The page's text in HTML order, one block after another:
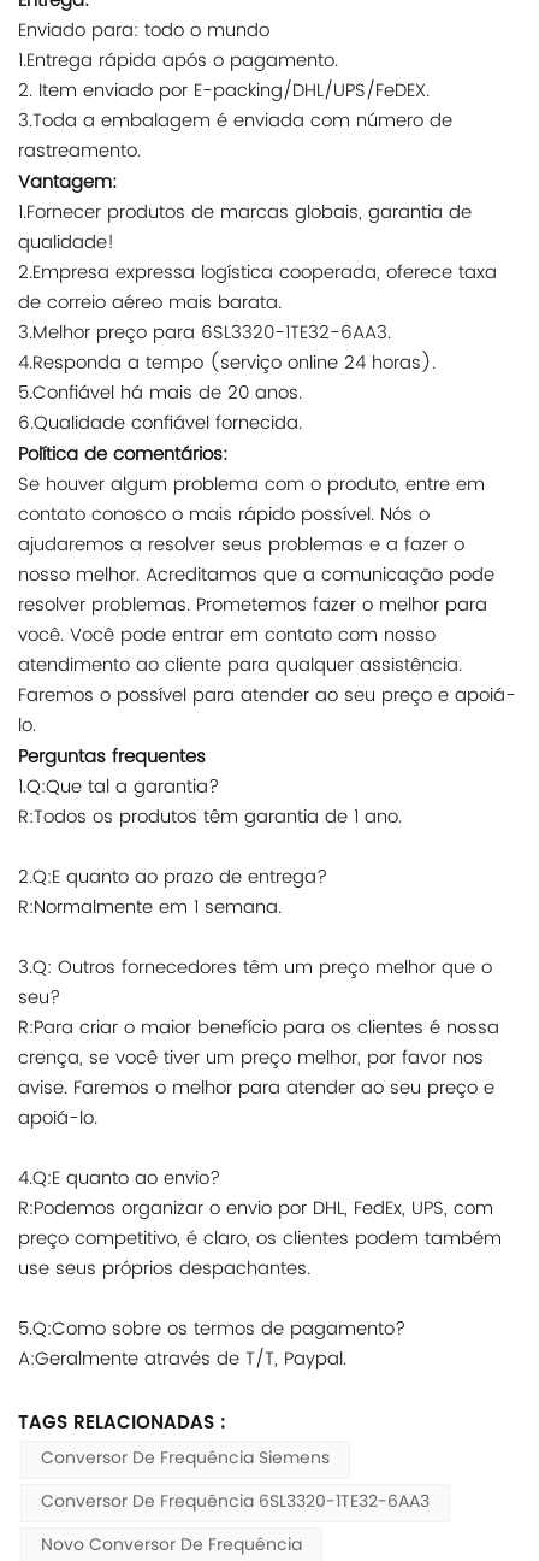
Enviado para: todo o mundo
1.Entrega rápida após o pagamento.
2. Item enviado por E-packing/DHL/UPS/FeDEX.
3.Toda a embalagem é enviada com número de
rastreamento.
Vantagem:
1.Fornecer produtos de marcas globais, garantia de
qualidade!
2.Empresa expressa logística cooperada, oferece taxa
de correio aéreo mais barata.
3.Melhor preço para 6SL3320-1TE32-6AA3.
4.Responda a tempo (serviço online 24 horas).
5.Confiável há mais de 20 anos.
6.Qualidade confiável fornecida.
Política de comentários:
Se houver algum problema com o produto, entre em
contato conosco o mais rápido possível. Nós o
ajudaremos a resolver seus problemas e a fazer o
nosso melhor. Acreditamos que a comunicação pode
resolver problemas. Prometemos fazer o melhor para
você. Você pode entrar em contato com nosso
atendimento ao cliente para qualquer assistência.
Faremos o possível para atender ao seu preço e apoiá-
lo.
Perguntas frequentes
1.Q:Que tal a garantia?
R:Todos os produtos têm garantia de 1 ano.
2.Q:E quanto ao prazo de entrega?
R:Normalmente em 1 semana.
3.Q: Outros fornecedores têm um preço melhor que o
seu?
R:Para criar o maior benefício para os clientes é nossa
crença, se você tiver um preço melhor, por favor nos
avise. Faremos o melhor para atender ao seu preço e
apoiá-lo.
4.Q:E quanto ao envio?
R:Podemos organizar o envio por DHL, FedEx, UPS, com
preço competitivo, é claro, os clientes podem também
use seus próprios despachantes.
5.Q:Como sobre os termos de pagamento?
A:Geralmente através de T/T, Paypal.
TAGS RELACIONADAS :
Conversor De Frequência Siemens
Conversor De Frequência 6SL3320-1TE32-6AA3
Novo Conversor De Frequência